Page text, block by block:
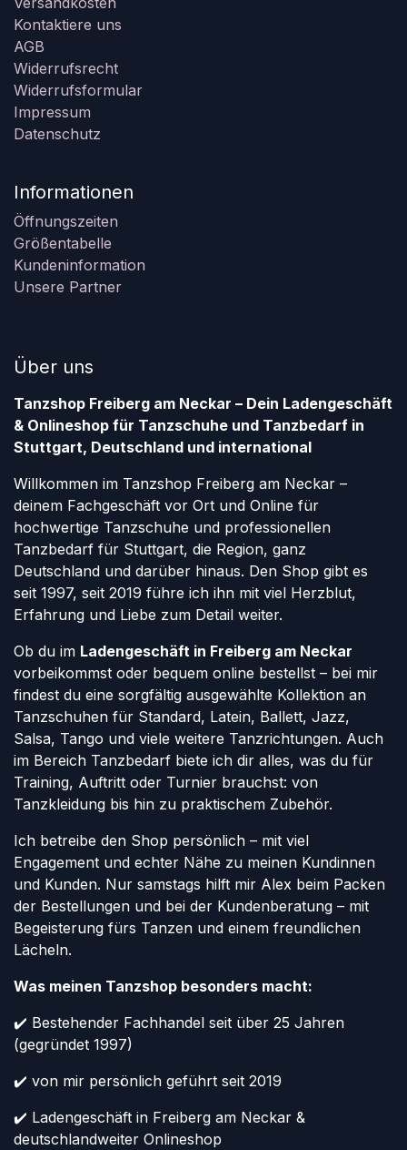
Kontaktiere uns
AGB
Widerrufsrecht
Widerrufsformular
Impressum
Datenschutz
Informationen
Öffnungszeiten
Größentabelle
Kundeninformation
Unsere Partner
Über uns
Tanzshop Freiberg am Neckar – Dein Ladengeschäft
& Onlineshop für Tanzschuhe und Tanzbedarf in
Stuttgart, Deutschland und international
Willkommen im Tanzshop Freiberg am Neckar –
deinem Fachgeschäft vor Ort und Online für
hochwertige Tanzschuhe und professionellen
Tanzbedarf für Stuttgart, die Region, ganz
Deutschland und darüber hinaus. Den Shop gibt es
seit 1997, seit 2019 führe ich ihn mit viel Herzblut,
Erfahrung und Liebe zum Detail weiter.
Ob du im Ladengeschäft in Freiberg am Neckar
vorbeikommst oder bequem online bestellst – bei mir
findest du eine sorgfältig ausgewählte Kollektion an
Tanzschuhen für Standard, Latein, Ballett, Jazz,
Salsa, Tango und viele weitere Tanzrichtungen. Auch
im Bereich Tanzbedarf biete ich dir alles, was du für
Training, Auftritt oder Turnier brauchst: von
Tanzkleidung bis hin zu praktischem Zubehör.
Ich betreibe den Shop persönlich – mit viel
Engagement und echter Nähe zu meinen Kundinnen
und Kunden. Nur samstags hilft mir Alex beim Packen
der Bestellungen und bei der Kundenberatung – mit
Begeisterung fürs Tanzen und einem freundlichen
Lächeln.
Was meinen Tanzshop besonders macht:
✔️ Bestehender Fachhandel seit über 25 Jahren
(gegründet 1997)
✔️ von mir persönlich geführt seit 2019
✔️ Ladengeschäft in Freiberg am Neckar &
deutschlandweiter Onlineshop